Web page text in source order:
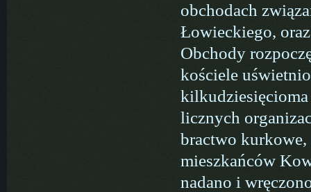
obchodach
Łowieckiego,
Obchody
kościele
kilkudziesięcioma
licznych
bractwo
mieszkańców
nadano i